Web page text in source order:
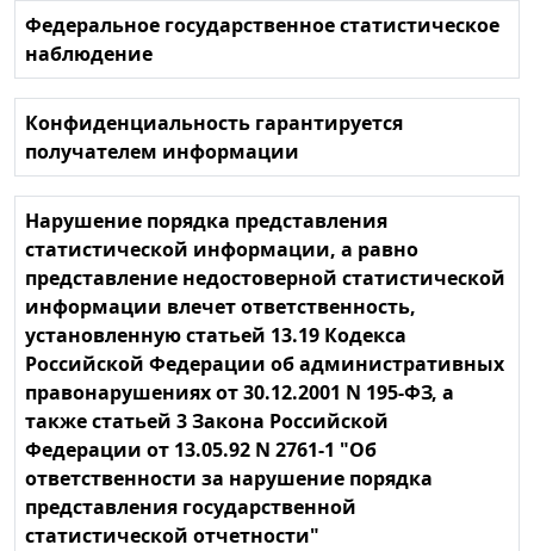
Федеральное государственное статистическое
наблюдение
Конфиденциальность гарантируется
получателем информации
Нарушение порядка представления
статистической информации, а равно
представление недостоверной статистической
информации влечет ответственность,
установленную статьей 13.19 Кодекса
Российской Федерации об административных
правонарушениях от 30.12.2001 N 195-ФЗ, а
также статьей 3 Закона Российской
Федерации от 13.05.92 N 2761-1 "Об
ответственности за нарушение порядка
представления государственной
статистической отчетности"